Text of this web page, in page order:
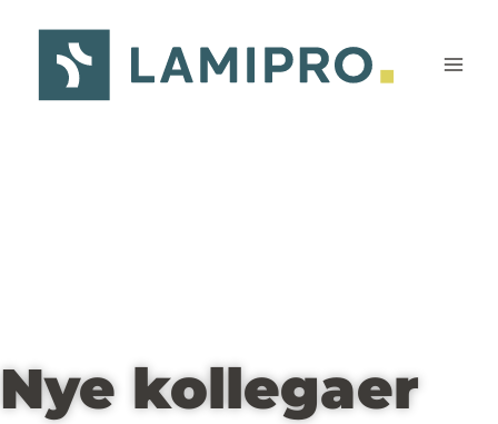
indholdet
Nye kollegaer